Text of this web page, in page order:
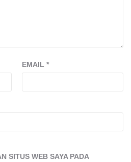
EMAIL *
SITUS WEB SAYA PADA